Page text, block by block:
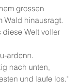
grossen
Wald hinausragt.
diese Welt voller
ardenn.
nach unten,
und laufe los."